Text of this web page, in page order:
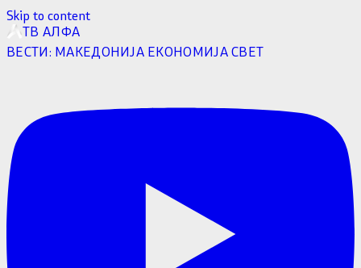
Skip to content
ТВ АЛФА
ВЕСТИ: МАКЕДОНИЈА ЕКОНОМИЈАСВЕТ